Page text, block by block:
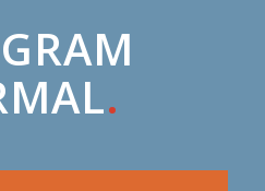
.